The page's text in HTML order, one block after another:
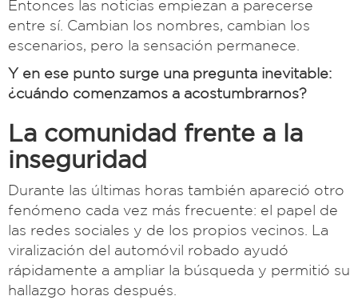
Entonces las noticias empiezan a parecerse
entre sí. Cambian los nombres, cambian los
escenarios, pero la sensación permanece.
Y en ese punto surge una pregunta inevitable:
¿cuándo comenzamos a acostumbrarnos?
La comunidad frente a la
inseguridad
Durante las últimas horas también apareció otro
fenómeno cada vez más frecuente: el papel de
las redes sociales y de los propios vecinos. La
viralización del automóvil robado ayudó
rápidamente a ampliar la búsqueda y permitió su
hallazgo horas después.